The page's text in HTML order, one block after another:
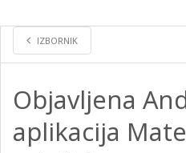
IZBORNIK
Objavljena
aplikacija